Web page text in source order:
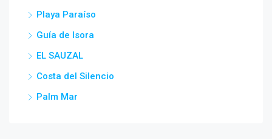
Playa Paraíso
Guía de Isora
EL SAUZAL
Costa del Silencio
Palm Mar